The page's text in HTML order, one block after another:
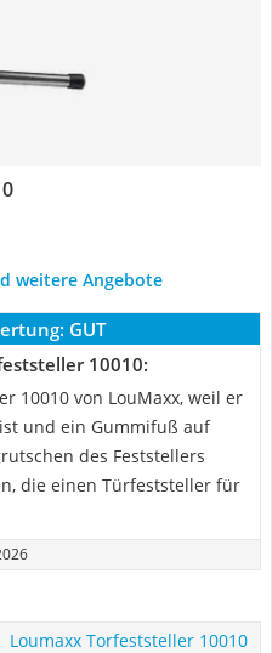
weitere Angebote
GUT
10010:
10010 von LouMaxx, weil er
und ein Gummifuß auf
des Feststellers
die einen Türfeststeller für
Loumaxx Torfeststeller 10010